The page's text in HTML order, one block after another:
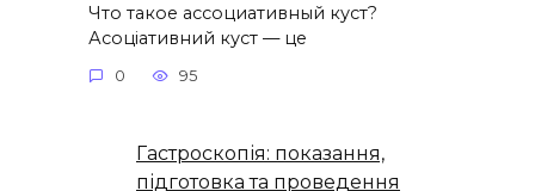
Что такое ассоциативный куст?
Асоціативний куст — це
0 95
Гастроскопія: показання,
підготовка та проведення